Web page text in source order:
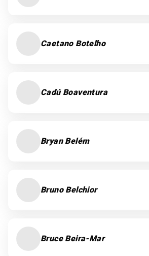
Caetano Botelho
Cadú Boaventura
Bryan Belém
Bruno Belchior
Bruce Beira-Mar